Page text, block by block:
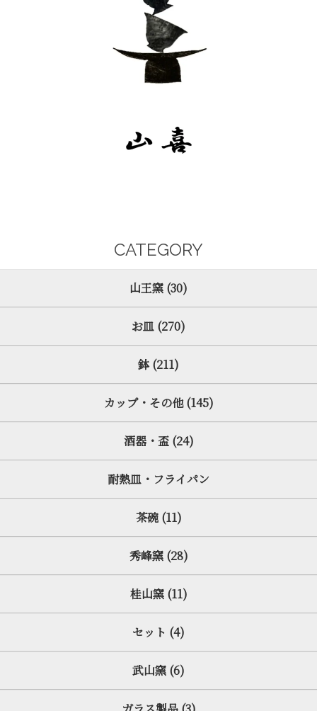
CATEGORY
山王窯 (30)
お皿 (270)
鉢 (211)
カップ・その他 (145)
酒器・盃 (24)
耐熱皿・フライパン
茶碗 (11)
秀峰窯 (28)
桂山窯 (11)
セット (4)
武山窯 (6)